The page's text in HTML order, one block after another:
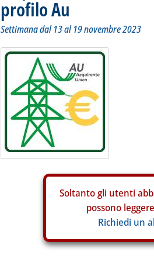
profilo Au
Settimana dal 13 al 19 novembre 2023
Soltanto gli utenti
possono
Richiedi un